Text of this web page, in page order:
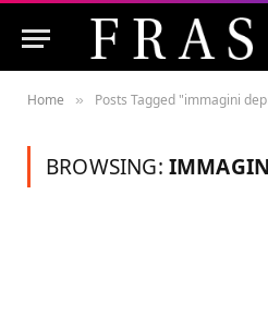
Home » Posts Tagged "immagini
BROWSING: